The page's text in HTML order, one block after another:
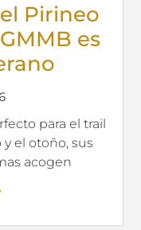
Pirineo
es
para el trail
el otoño, sus
acogen